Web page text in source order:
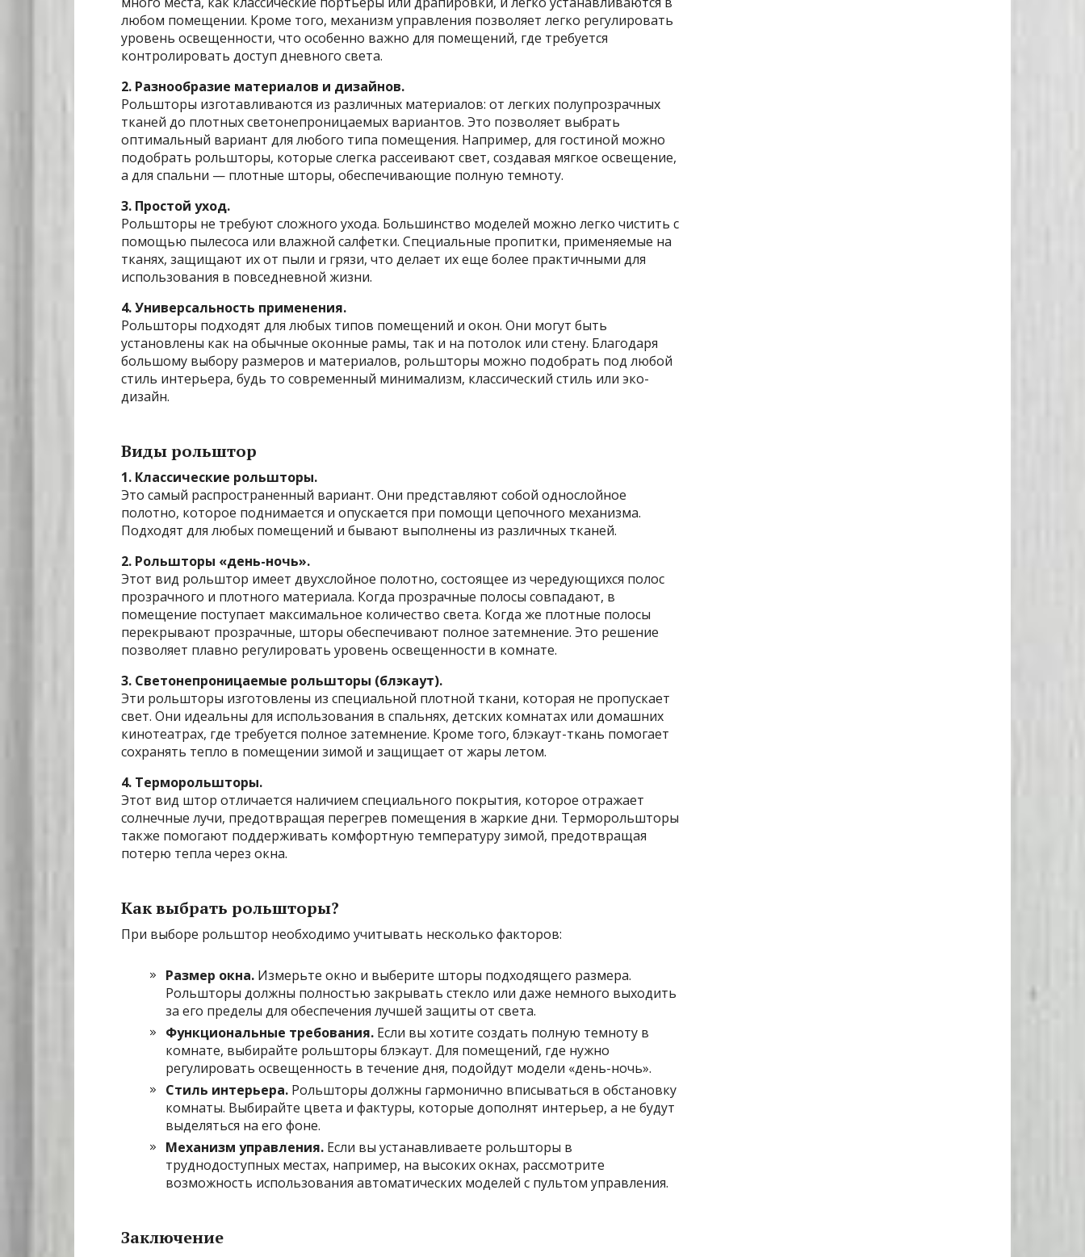
любом помещении. Кроме того, механизм управления позволяет легко регулировать
уровень освещенности, что особенно важно для помещений, где требуется
контролировать доступ дневного света.
2. Разнообразие материалов и дизайнов.
Рольшторы изготавливаются из различных материалов: от легких полупрозрачных
тканей до плотных светонепроницаемых вариантов. Это позволяет выбрать
оптимальный вариант для любого типа помещения. Например, для гостиной можно
подобрать рольшторы, которые слегка рассеивают свет, создавая мягкое освещение,
а для спальни — плотные шторы, обеспечивающие полную темноту.
3. Простой уход.
Рольшторы не требуют сложного ухода. Большинство моделей можно легко чистить с
помощью пылесоса или влажной салфетки. Специальные пропитки, применяемые на
тканях, защищают их от пыли и грязи, что делает их еще более практичными для
использования в повседневной жизни.
4. Универсальность применения.
Рольшторы подходят для любых типов помещений и окон. Они могут быть
установлены как на обычные оконные рамы, так и на потолок или стену. Благодаря
большому выбору размеров и материалов, рольшторы можно подобрать под любой
стиль интерьера, будь то современный минимализм, классический стиль или эко-
дизайн.
Виды рольштор
1. Классические рольшторы.
Это самый распространенный вариант. Они представляют собой однослойное
полотно, которое поднимается и опускается при помощи цепочного механизма.
Подходят для любых помещений и бывают выполнены из различных тканей.
2. Рольшторы «день-ночь».
Этот вид рольштор имеет двухслойное полотно, состоящее из чередующихся полос
прозрачного и плотного материала. Когда прозрачные полосы совпадают, в
помещение поступает максимальное количество света. Когда же плотные полосы
перекрывают прозрачные, шторы обеспечивают полное затемнение. Это решение
позволяет плавно регулировать уровень освещенности в комнате.
3. Светонепроницаемые рольшторы (блэкаут).
Эти рольшторы изготовлены из специальной плотной ткани, которая не пропускает
свет. Они идеальны для использования в спальнях, детских комнатах или домашних
кинотеатрах, где требуется полное затемнение. Кроме того, блэкаут-ткань помогает
сохранять тепло в помещении зимой и защищает от жары летом.
4. Терморольшторы.
Этот вид штор отличается наличием специального покрытия, которое отражает
солнечные лучи, предотвращая перегрев помещения в жаркие дни. Терморольшторы
также помогают поддерживать комфортную температуру зимой, предотвращая
потерю тепла через окна.
Как выбрать рольшторы?
При выборе рольштор необходимо учитывать несколько факторов:
Размер окна. Измерьте окно и выберите шторы подходящего размера.
Рольшторы должны полностью закрывать стекло или даже немного выходить
за его пределы для обеспечения лучшей защиты от света.
Функциональные требования. Если вы хотите создать полную темноту в
комнате, выбирайте рольшторы блэкаут. Для помещений, где нужно
регулировать освещенность в течение дня, подойдут модели «день-ночь».
Стиль интерьера. Рольшторы должны гармонично вписываться в обстановку
комнаты. Выбирайте цвета и фактуры, которые дополнят интерьер, а не будут
выделяться на его фоне.
Механизм управления. Если вы устанавливаете рольшторы в
труднодоступных местах, например, на высоких окнах, рассмотрите
возможность использования автоматических моделей с пультом управления.
Заключение